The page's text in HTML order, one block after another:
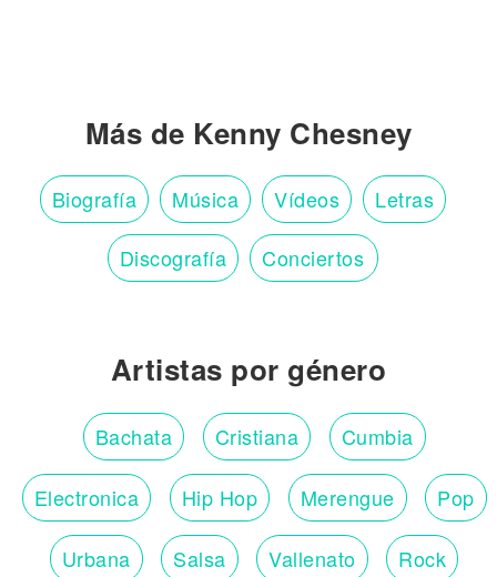
Más de Kenny Chesney
Biografía Música Vídeos Letras
Discografía Conciertos
Artistas por género
Bachata Cristiana Cumbia
Electronica Hip Hop Merengue Pop
Urbana Salsa Vallenato Rock